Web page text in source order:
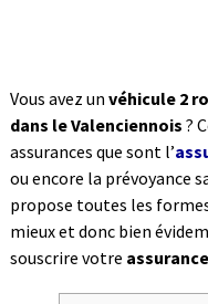
Vous avez un véhicule 2
dans le Valenciennois ?
assurances que sont l’
ou encore la prévoyance
propose toutes les
mieux et donc bien
souscrire votre